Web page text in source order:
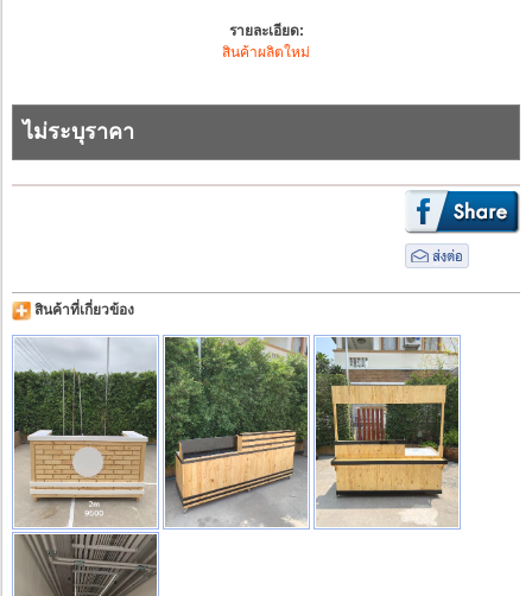
รายละเอียด:
สินค้าผลิตใหม่
ไม่ระบุราคา
สินค้าที่เกี่ยวข้อง